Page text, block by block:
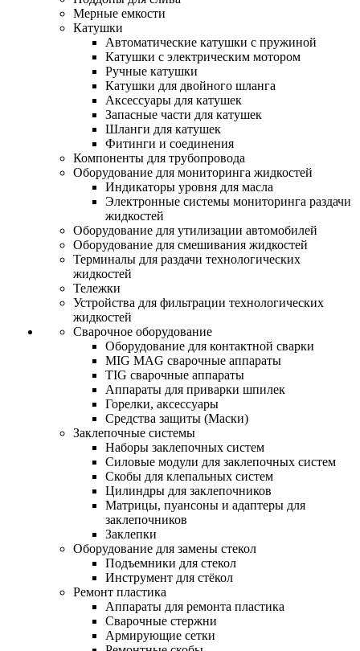
Мерные емкости
Катушки
Автоматические катушки с пружиной
Катушки с электрическим мотором
Ручные катушки
Катушки для двойного шланга
Аксессуары для катушек
Запасные части для катушек
Шланги для катушек
Фитинги и соединения
Компоненты для трубопровода
Оборудование для мониторинга жидкостей
Индикаторы уровня для масла
Электронные системы мониторинга раздачи
жидкостей
Оборудование для утилизации автомобилей
Оборудование для смешивания жидкостей
Терминалы для раздачи технологических
жидкостей
Тележки
Устройства для фильтрации технологических
жидкостей
Сварочное оборудование
Оборудование для контактной сварки
MIG MAG сварочные аппараты
TIG сварочные аппараты
Аппараты для приварки шпилек
Горелки, аксессуары
Средства защиты (Маски)
Заклепочные системы
Наборы заклепочных систем
Силовые модули для заклепочных систем
Скобы для клепальных систем
Цилиндры для заклепочников
Матрицы, пуансоны и адаптеры для
заклепочников
Заклепки
Оборудование для замены стекол
Подъемники для стекол
Инструмент для стёкол
Ремонт пластика
Аппараты для ремонта пластика
Сварочные стержни
Армирующие сетки